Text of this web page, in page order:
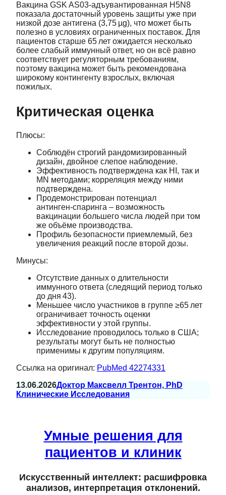
Вакцина GSK AS03‑адъувантированная H5N8
показала достаточный уровень защиты уже при
низкой дозе антигена (3,75 µg), что может быть
полезно в условиях ограниченных поставок. Для
пациентов старше 65 лет ожидается несколько
более слабый иммунный ответ, но он всё равно
соответствует регуляторным требованиям,
поэтому вакцина может быть рекомендована
широкому контингенту взрослых, включая
пожилых.
Критическая оценка
Плюсы:
Соблюдён строгий рандомизированный
дизайн, двойное слепое наблюдение.
Эффективность подтверждена как HI, так и
MN методами; корреляция между ними
подтверждена.
Продемонстрирован потенциал
антинген‑спаринга – возможность
вакцинации большего числа людей при том
же объёме производства.
Профиль безопасности приемлемый, без
увеличения реакций после второй дозы.
Минусы:
Отсутствие данных о длительности
иммунного ответа (следящий период только
до дня 43).
Меньшее число участников в группе ≥65 лет
ограничивает точность оценки
эффективности у этой группы.
Исследование проводилось только в США;
результаты могут быть не полностью
применимы к другим популяциям.
Ссылка на оригинал: PubMed 42274331
13.06.2026Доктор Максвелл Трентон, PhD
Клинические Исследования
Умные решения для
пациентов и клиник
Искусственный интеллект: расшифровка
анализов, интерпретация отклонений.